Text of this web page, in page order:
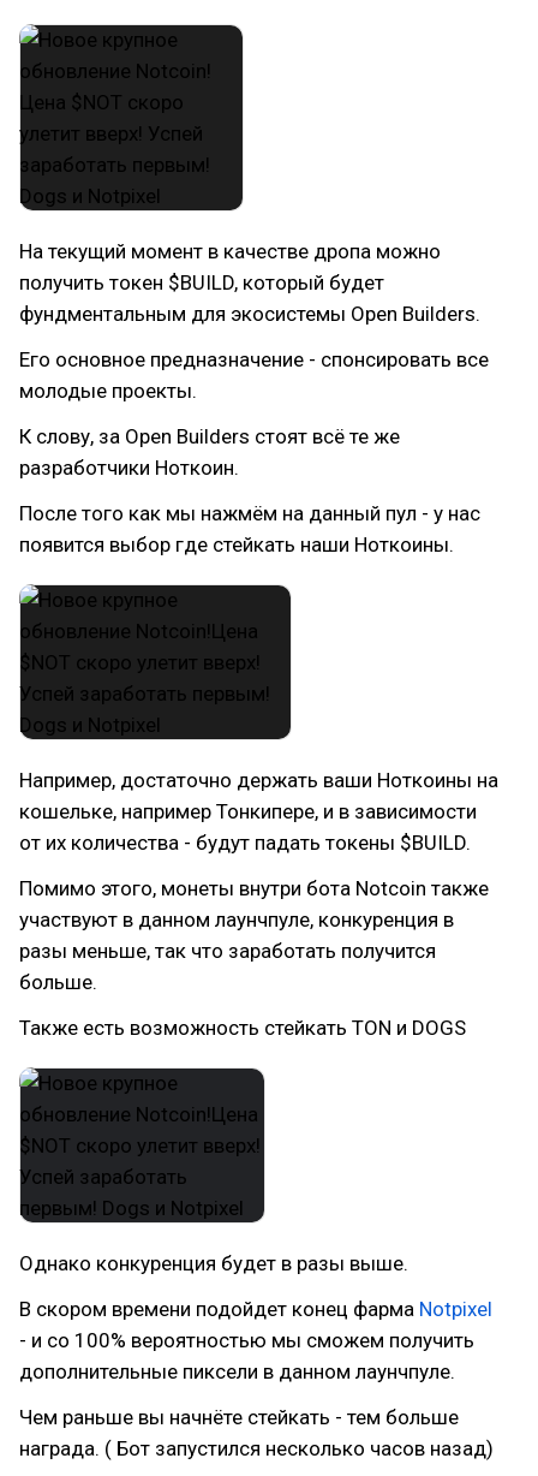
На текущий момент в качестве дропа можно
получить токен $BUILD, который будет
фундментальным для экосистемы Open Builders.
Его основное предназначение - спонсировать все
молодые проекты.
К слову, за Open Builders стоят всё те же
разработчики Ноткоин.
После того как мы нажмём на данный пул - у нас
появится выбор где стейкать наши Ноткоины.
Например, достаточно держать ваши Ноткоины на
кошельке, например Тонкипере, и в зависимости
от их количества - будут падать токены $BUILD.
Помимо этого, монеты внутри бота Notcoin также
участвуют в данном лаунчпуле, конкуренция в
разы меньше, так что заработать получится
больше.
Также есть возможность стейкать TON и DOGS
Однако конкуренция будет в разы выше.
В скором времени подойдет конец фарма Notpixel
- и со 100% вероятностью мы сможем получить
дополнительные пиксели в данном лаунчпуле.
Чем раньше вы начнёте стейкать - тем больше
награда. ( Бот запустился несколько часов назад)